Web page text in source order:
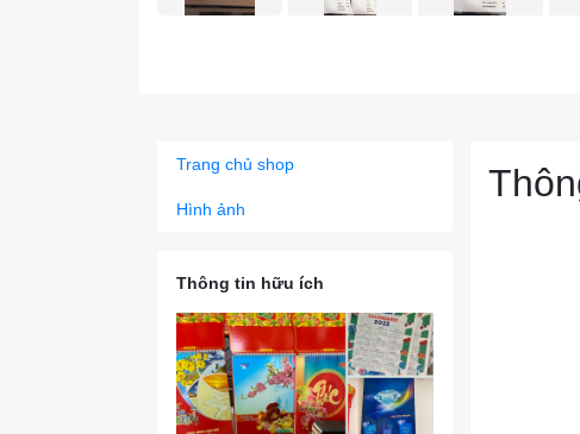
Trang chủ shop
Hình ảnh
Thông tin hữu ích